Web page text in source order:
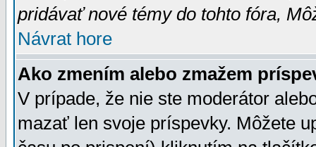
pridávať nové témy do tohto fóra,
Návrat hore
Ako zmením alebo zmažem
V prípade, že nie ste moderátor
mazať len svoje príspevky. Môžete